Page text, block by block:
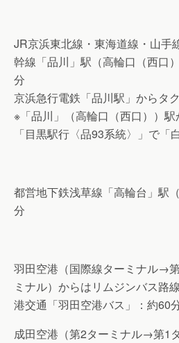
JR京浜東北線・東海道線・山手
幹線「品川」駅（高輪口（西口
分
京浜急行電鉄「品川駅」からタ
※「品川」（高輪口（西口））
「目黒駅行〈品93系統〉」で「
都営地下鉄浅草線「高輪台」駅
分
羽田空港（国際線ターミナル→
ミナル）からはリムジンバス路
港交通「羽田空港バス」：約60分
成田空港（第2ターミナル→第1